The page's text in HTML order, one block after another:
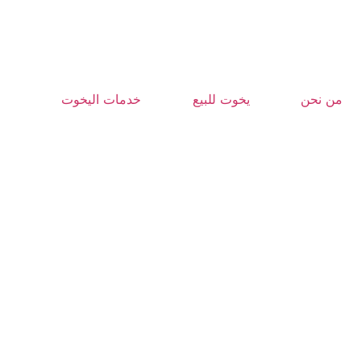
من نحن يخوت للبيع خدمات اليخوت